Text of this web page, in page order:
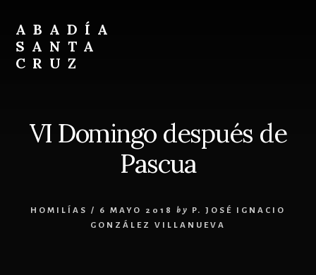
content
footer
ABADÍA
SANTA
CRUZ
VI Domingo después de
Pascua
HOMILÍAS / 6 MAYO 2018 by
P. JOSÉ IGNACIO
GONZÁLEZ VILLANUEVA